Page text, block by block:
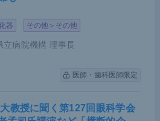
器 その他＞その他
立病院機構 理事長
医師・歯科医師限定
教授に聞く第127回眼科学会